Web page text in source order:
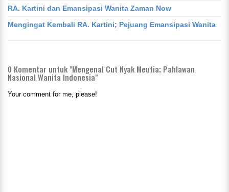
RA. Kartini dan Emansipasi Wanita Zaman Now
Mengingat Kembali RA. Kartini; Pejuang Emansipasi Wanita
0 Komentar untuk "Mengenal Cut Nyak Meutia; Pahlawan
Nasional Wanita Indonesia"
Your comment for me, please!